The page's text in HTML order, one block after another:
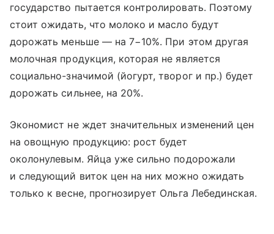
государство пытается контролировать. Поэтому
стоит ожидать, что молоко и масло будут
дорожать меньше — на 7−10%. При этом другая
молочная продукция, которая не является
социально-значимой (йогурт, творог и пр.) будет
дорожать сильнее, на 20%.
Экономист не ждет значительных изменений цен
на овощную продукцию: рост будет
околонулевым. Яйца уже сильно подорожали
и следующий виток цен на них можно ожидать
только к весне, прогнозирует Ольга Лебединская.